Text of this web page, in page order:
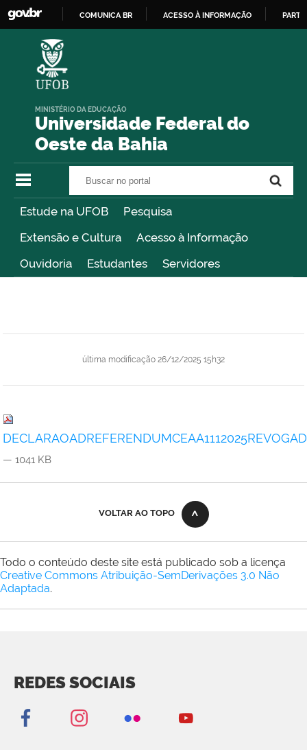
COMUNICA BR ACESSO À INFORMAÇÃO
Universidade Federal do
Oeste da Bahia
MINISTÉRIO DA EDUCAÇÃO
Estude na UFOB
Pesquisa
Extensão e Cultura
Acesso à Informação
Ouvidoria
Estudantes Servidores
última modificação 26/12/2025 15h32
— 1041 KB
VOLTAR AO TOPO
Todo o conteúdo deste site está publicado sob a licença
Creative Commons Atribuição-SemDerivações 3.0 Não
Adaptada.
REDES SOCIAIS